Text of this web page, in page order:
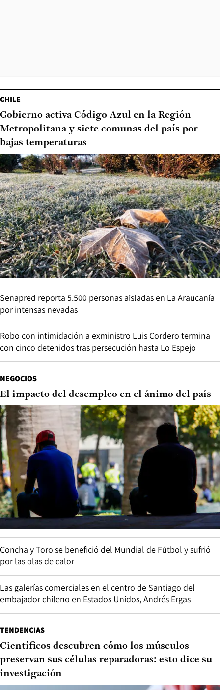
CHILE
Gobierno activa Código Azul en la Región
Metropolitana y siete comunas del país por
bajas temperaturas
Senapred reporta 5.500 personas aisladas en La Araucanía
por intensas nevadas
Robo con intimidación a exministro Luis Cordero termina
con cinco detenidos tras persecución hasta Lo Espejo
NEGOCIOS
El impacto del desempleo en el ánimo del país
Concha y Toro se benefició del Mundial de Fútbol y sufrió
por las olas de calor
Las galerías comerciales en el centro de Santiago del
embajador chileno en Estados Unidos, Andrés Ergas
TENDENCIAS
Científicos descubren cómo los músculos
preservan sus células reparadoras: esto dice su
investigación